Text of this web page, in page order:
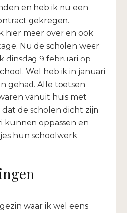
en heb ik nu een
gekregen.
hier meer over en ook
Nu de scholen weer
dinsdag 9 februari op
Wel heb ik in januari
gehad. Alle toetsen
vanuit huis met
dat de scholen dicht zijn
kunnen oppassen en
hun schoolwerk
waar ik wel eens